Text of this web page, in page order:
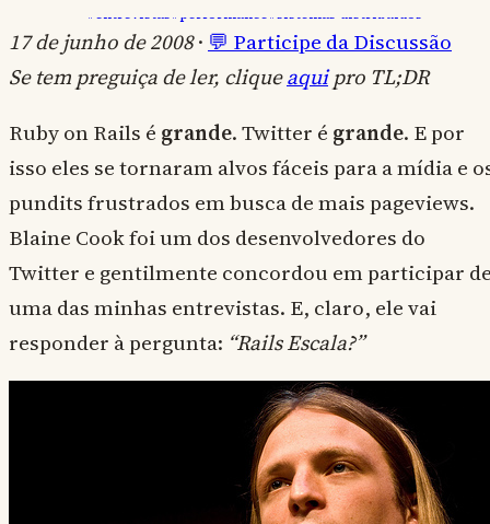
#entrevistas#performance#sistemas-distribuidos
17 de junho de 2008· 💬 Participe da Discussão
Se tem preguiça de ler, cliqueaquipro TL;DR
Ruby on Rails é grande. Twitter é grande. E por
isso eles se tornaram alvos fáceis para a mídia e
pundits frustrados em busca de mais pageviews.
Blaine Cook foi um dos desenvolvedores do
Twitter e gentilmente concordou em participar
uma das minhas entrevistas. E, claro, ele vai
responder à pergunta: “Rails Escala?”